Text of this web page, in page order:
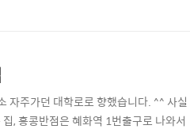
자주가던 대학로로 향했습니다. ^^ 사실
, 홍콩반점은 혜화역 1번출구로 나와서